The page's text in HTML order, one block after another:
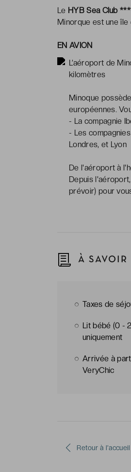
Le HYB Sea Club
Minorque est une
EN AVION
L’aéroport de
kilomètres
Minoque
européennes.
- La compagnie
- Les
Londres, et Lyon
De l'aéroport à
Depuis
prévoir) pour
À SAVOIR
Taxes de
Lit bébé (0 -
uniquement
Arrivée à
VeryChic
Retour à l'accueil